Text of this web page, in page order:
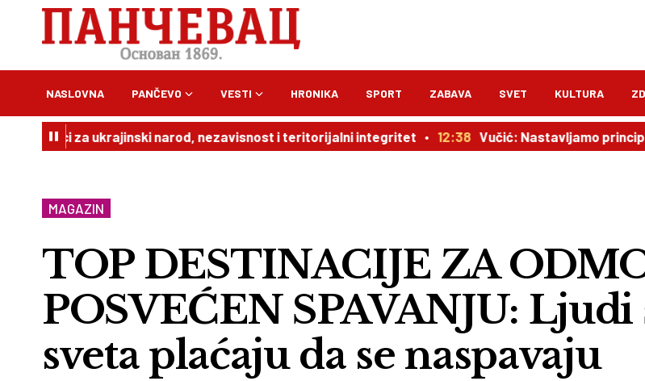
NASLOVNA PANČEVO VESTI HRONIKA SPORT ZABAVA SVET KULTURA
za ukrajinski narod, nezavisnost i teritorijalni integritet 12:38 Vučić: Nastavljamo
MAGAZIN
TOP DESTINACIJE ZA
POSVEĆEN SPAVANJU:
sveta plaćaju da se naspavaju